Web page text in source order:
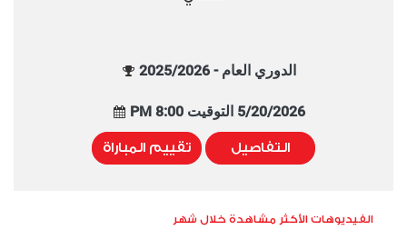
الدوري العام - 2025/2026
5/20/2026 التوقيت 8:00 PM
التفاصيل تقييم المباراة
الفيديوهات الأكثر مشاهدة خلال شهر